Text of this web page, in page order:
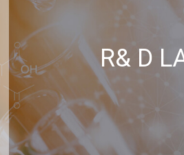
R& D